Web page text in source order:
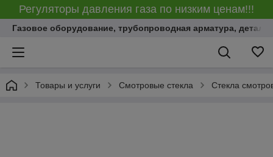
Регуляторы давления газа по низким ценам!!!
Газовое оборудование, трубопроводная арматура,
Товары и услуги Смотровые стекла Стекла